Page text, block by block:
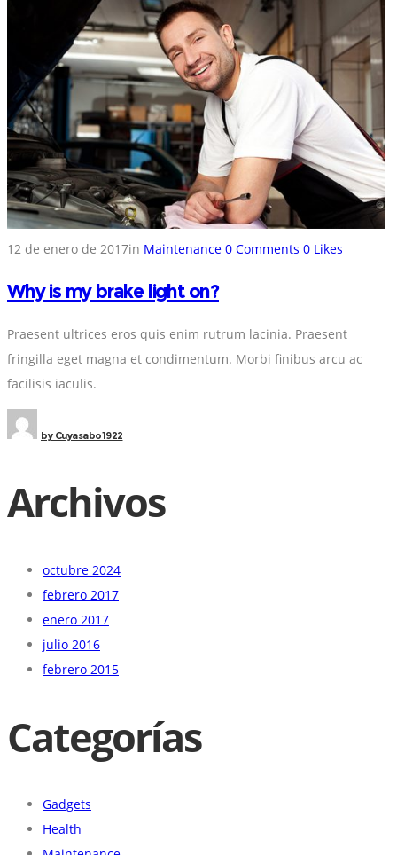
12 de enero de 2017in Maintenance 0 Comments 0 Likes
Why is my brake light on?
Praesent ultrices eros quis enim rutrum lacinia. Praesent
fringilla eget magna et condimentum. Morbi finibus arcu ac
facilisis iaculis.
byCuyasabo1922
Archivos
octubre 2024
febrero 2017
enero 2017
julio 2016
febrero 2015
Categorías
Gadgets
Health